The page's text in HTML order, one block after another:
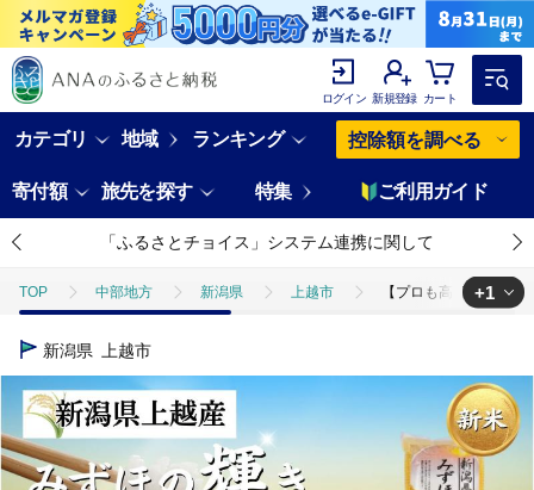
ログイン 新規登録 カート
カテゴリ 地域 ランキング 控除額を調べる
寄付額 旅先を探す 特集 ご利用ガイド
「ふるさとチョイス」システム連携に関して
TOP 中部地方 新潟県 上越市 【プロも高評価！】
TOP
+1
新潟県 上越市